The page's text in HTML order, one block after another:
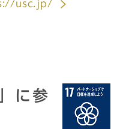
usc.jp/
に参